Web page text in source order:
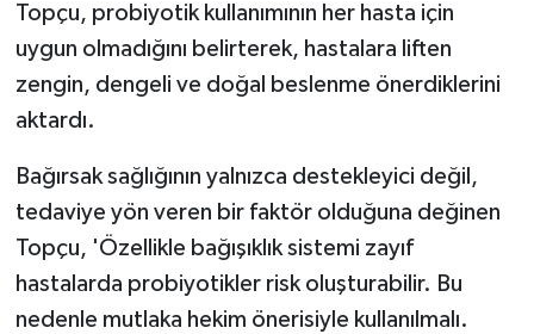
Topçu, probiyotik kullanımının her hasta için
uygun olmadığını belirterek, hastalara liften
zengin, dengeli ve doğal beslenme önerdiklerini
aktardı.
Bağırsak sağlığının yalnızca destekleyici değil,
tedaviye yön veren bir faktör olduğuna değinen
Topçu, 'Özellikle bağışıklık sistemi zayıf
hastalarda probiyotikler risk oluşturabilir. Bu
nedenle mutlaka hekim önerisiyle kullanılmalı.